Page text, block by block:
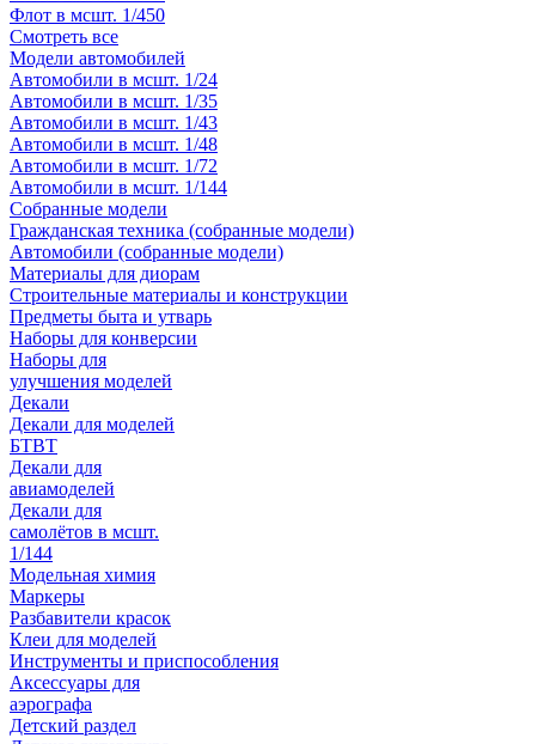
Флот в мсшт. 1/450
Смотреть все
Модели автомобилей
Автомобили в мсшт. 1/24
Автомобили в мсшт. 1/35
Автомобили в мсшт. 1/43
Автомобили в мсшт. 1/48
Автомобили в мсшт. 1/72
Автомобили в мсшт. 1/144
Собранные модели
Гражданская техника (собранные модели)
Автомобили (собранные модели)
Материалы для диорам
Строительные материалы и конструкции
Предметы быта и утварь
Наборы для конверсии
Наборы для
улучшения моделей
Декали
Декали для моделей
БТВТ
Декали для
авиамоделей
Декали для
самолётов в мсшт.
1/144
Модельная химия
Маркеры
Разбавители красок
Клеи для моделей
Инструменты и приспособления
Аксессуары для
аэрографа
Детский раздел